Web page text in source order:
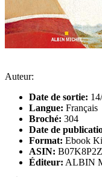
Auteur:
Date de sortie:
Langue: Français
Broché: 304
Date de
Format: Ebook
ASIN:
Éditeur: ALBIN